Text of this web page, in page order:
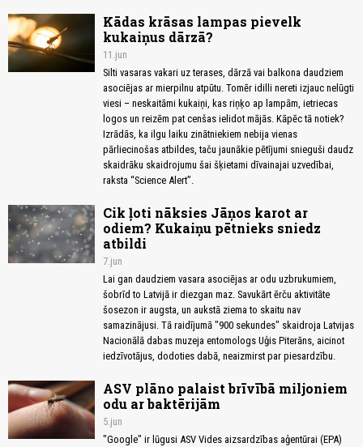
Kādas krāsas lampas pievelk
kukaiņus dārzā?
11.jun
Silti vasaras vakari uz terases, dārzā vai balkona daudziem
asociējas ar mierpilnu atpūtu. Tomēr idilli nereti izjauc nelūgti
viesi – neskaitāmi kukaiņi, kas riņķo ap lampām, ietriecas
logos un reizēm pat cenšas ielidot mājās. Kāpēc tā notiek?
Izrādās, ka ilgu laiku zinātniekiem nebija vienas
pārliecinošas atbildes, taču jaunākie pētījumi snieguši daudz
skaidrāku skaidrojumu šai šķietami dīvainajai uzvedībai,
raksta “Science Alert”.
Cik ļoti nāksies Jāņos karot ar
odiem? Kukaiņu pētnieks sniedz
atbildi
7.jun
Lai gan daudziem vasara asociējas ar odu uzbrukumiem,
šobrīd to Latvijā ir diezgan maz. Savukārt ērču aktivitāte
šosezon ir augsta, un aukstā ziema to skaitu nav
samazinājusi. Tā raidījumā "900 sekundes" skaidroja Latvijas
Nacionālā dabas muzeja entomologs Uģis Piterāns, aicinot
iedzīvotājus, dodoties dabā, neaizmirst par piesardzību.
ASV plāno palaist brīvībā miljoniem
odu ar baktērijām
5.jun
"Google" ir lūgusi ASV Vides aizsardzības aģentūrai (EPA)